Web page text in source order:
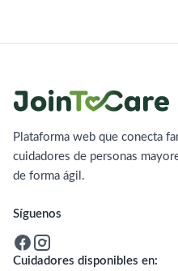
Plataforma web que conecta
cuidadores de personas
de forma ágil.
Síguenos
Cuidadores disponibles en: